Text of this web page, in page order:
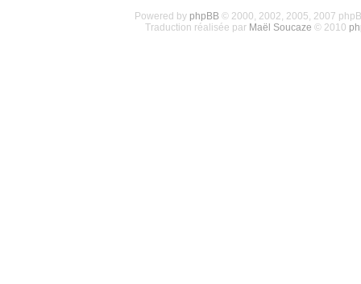
Powered by phpBB© 2000, 2002, 2005, 2007
Traduction réalisée par Maël Soucaze © 2010